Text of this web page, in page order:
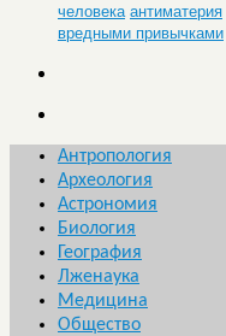
человека антиматерия
вредными привычками
Антропология
Археология
Астрономия
Биология
География
Лженаука
Медицина
Общество